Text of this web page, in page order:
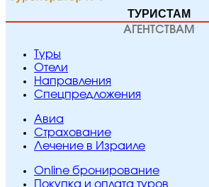
ТУРИСТАМ
АГЕНТСТВАМ
Туры
Отели
Направления
Спецпредложения
Авиа
Страхование
Лечение в Израиле
Online бронирование
Покупка и оплата туров